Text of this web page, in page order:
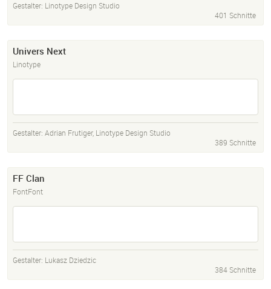
Gestalter: Linotype Design Studio
401 Schnitte
Univers Next
Linotype
Gestalter: Adrian Frutiger, Linotype Design Studio
389 Schnitte
FF Clan
FontFont
Gestalter: Lukasz Dziedzic
384 Schnitte